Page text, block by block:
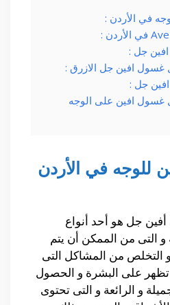
في الأردن :
جل :
غسول افين جل الازرق :
جل :
غسول افين على الوجه
للوجه في الأردن
جل هو أحد أنواع
و التى من الممكن أن يتم
و التخلص من المشاكل التى
على البشرة و الحصول
و الرائعة و التى تحتوى